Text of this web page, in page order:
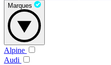
Marques
Alpine
Audi